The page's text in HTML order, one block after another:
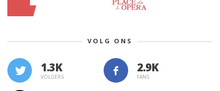
VOLG ONS
1.3K
VOLGERS FANS